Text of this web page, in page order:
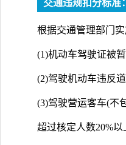
交通违规扣分标准
根据交通管理部门
(1)机动车驾驶证被
(2)驾驶机动车违反
(3)驾驶营运客车(不
超过核定人数20%以